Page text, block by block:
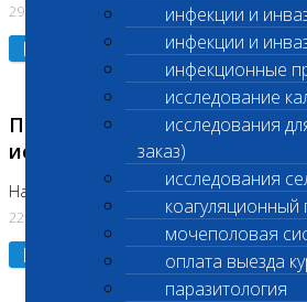
инфекции и
инфекции и
инфекционные
исследование
исследования
заказ)
исследования
коагуляционный
мочеполовая
оплата выезда
паразитология
29.07.2026
Подробнее
Приостановлено
исследований
На Нагорной. Код ( 123,310,309)
22.07.2026
Подробнее